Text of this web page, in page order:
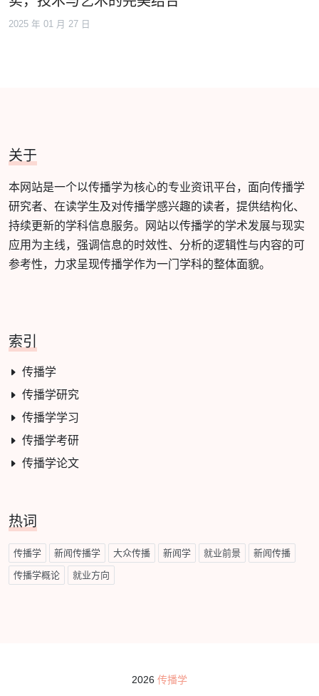
2025 年 01 月 27 日
关于
本网站是一个以传播学为核心的专业资讯平台，面向传播学
研究者、在读学生及对传播学感兴趣的读者，提供结构化、
持续更新的学科信息服务。网站以传播学的学术发展与现实
应用为主线，强调信息的时效性、分析的逻辑性与内容的可
参考性，力求呈现传播学作为一门学科的整体面貌。
索引
传播学
传播学研究
传播学学习
传播学考研
传播学论文
热词
传播学 新闻传播学 大众传播 新闻学 就业前景 新闻传播
传播学概论 就业方向
2026 传播学